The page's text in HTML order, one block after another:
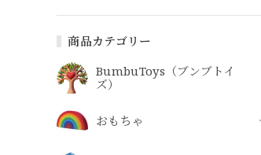
商品カテゴリー
BumbuToys（ブンブトイ
ズ）
おもちゃ